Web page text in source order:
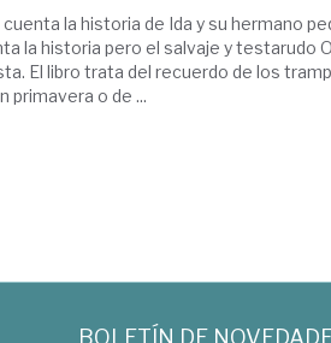
cuenta la historia de Ida y su hermano
la historia pero el salvaje y testarudo
El libro trata del recuerdo de los
primavera o de ...
BOLETÍN DE